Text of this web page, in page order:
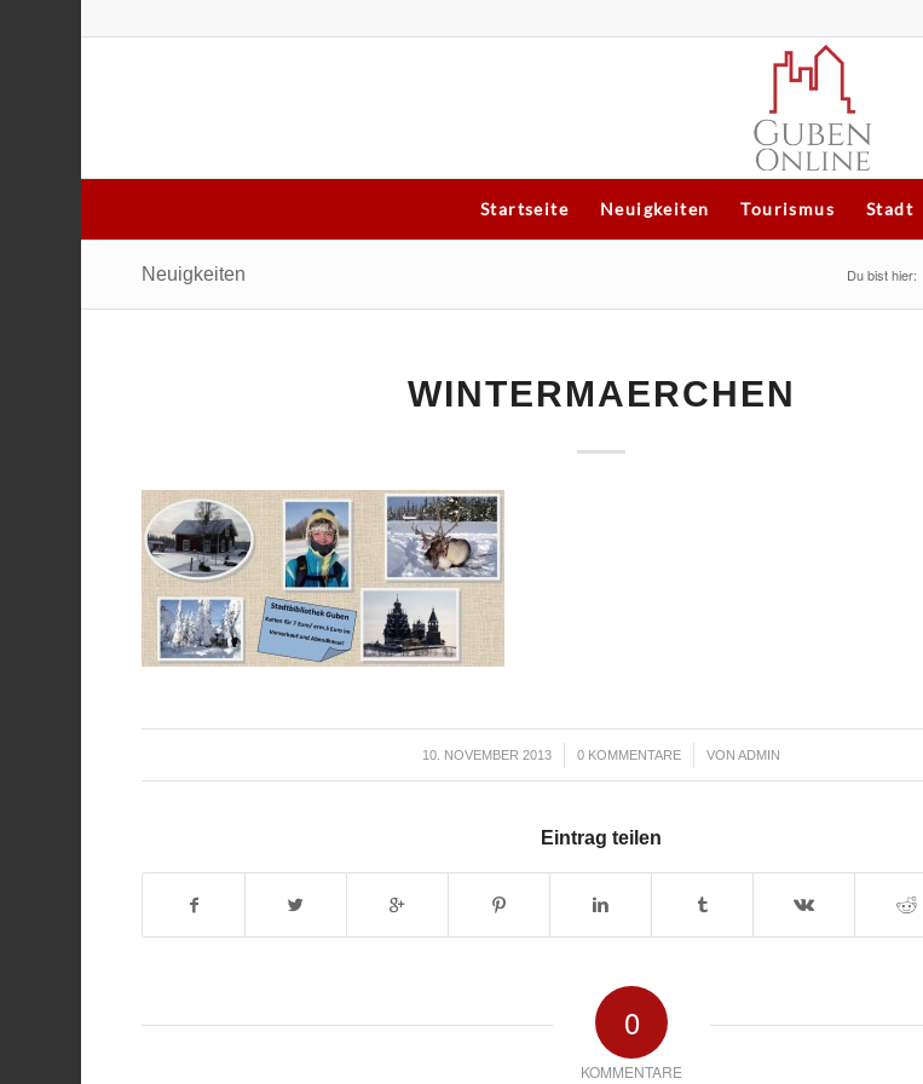
Startseite Neuigkeiten Tourismus Stadt
Neuigkeiten Du bist hier:
WINTERMAERCHEN
10. NOVEMBER 2013
/ 0 KOMMENTARE
/ VONADMIN
Eintrag teilen
0
KOMMENTARE